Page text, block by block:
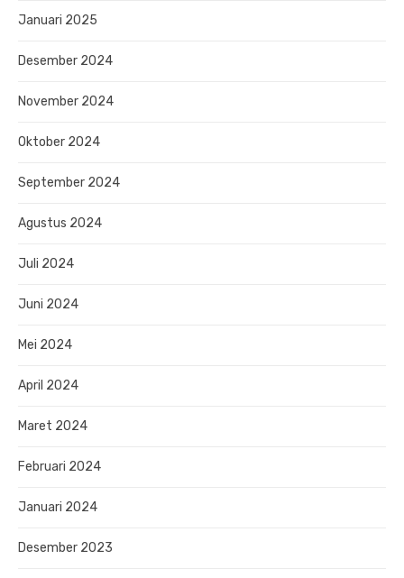
Januari 2025
Desember 2024
November 2024
Oktober 2024
September 2024
Agustus 2024
Juli 2024
Juni 2024
Mei 2024
April 2024
Maret 2024
Februari 2024
Januari 2024
Desember 2023